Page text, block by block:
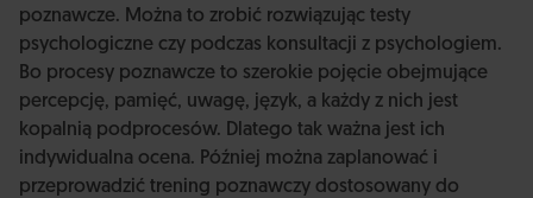
poznawcze. Można to zrobić rozwiązując testy
psychologiczne czy podczas konsultacji z psychologiem.
Bo procesy poznawcze to szerokie pojęcie obejmujące
percepcję, pamięć, uwagę, język, a każdy z nich jest
kopalnią podprocesów. Dlatego tak ważna jest ich
indywidualna ocena. Później można zaplanować i
przeprowadzić trening poznawczy dostosowany do